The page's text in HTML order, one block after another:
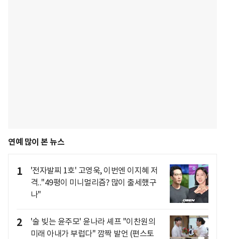
연예 많이 본 뉴스
1
'전자발찌 1호' 고영욱, 이번엔 이지혜 저
격.."49평이 미니멀리즘? 많이 출세했구
나"
2
'술 빚는 윤주모' 윤나라 셰프 "이찬원의
미래 아내가 부럽다" 깜짝 발언 (편스토